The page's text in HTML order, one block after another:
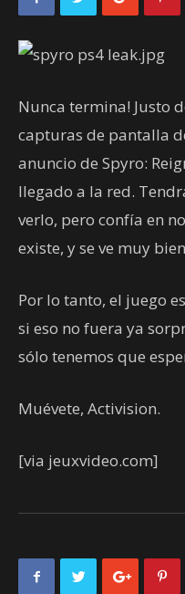
Nunca termina! Justo
capturas de pantalla
anuncio de Spyro:
llegado a la red.
verlo, pero confía en
existe, y se ve muy
Por lo tanto, el juego
si eso no fuera ya
sólo tenemos que
Muévete, Activision.
[via jeuxvideo.com]